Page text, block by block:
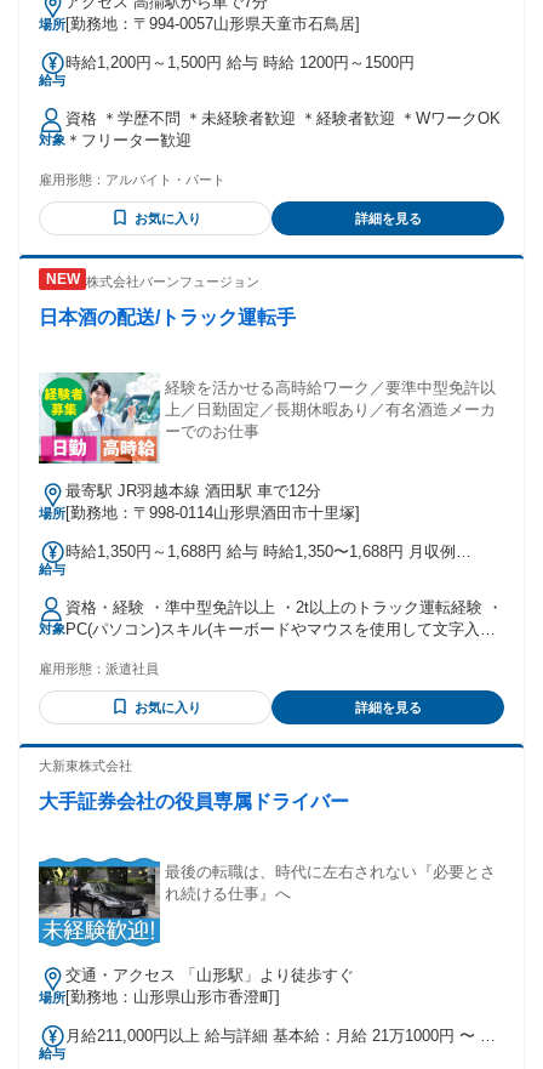
場所[勤務地：〒994-0057山形県天童市石鳥居]
給与
時給1,200円～1,500円 給与 時給 1200円～1500円
対象
資格 ＊学歴不問 ＊未経験者歓迎 ＊経験者歓迎 ＊WワークOK
＊フリーター歓迎
雇用形態： アルバイト・パート
お気に入り 詳細を見る
株式会社バーンフュージョン
日本酒の配送/トラック運転手
経験を活かせる高時給ワーク／要準中型免許以
上／日勤固定／長期休暇あり／有名酒造メーカ
ーでのお仕事
場所
最寄駅 JR羽越本線 酒田駅 車で12分
[勤務地：〒998-0114山形県酒田市十里塚]
給与
時給1,350円～1,688円 給与 時給1,350〜1,688円 月収例
対象
資格・経験 ・準中型免許以上 ・2t以上のトラック運転経験 ・
PC(パソコン)スキル(キーボードやマウスを使用して文字入力
雇用形態： 派遣社員
お気に入り 詳細を見る
大新東株式会社
大手証券会社の役員専属ドライバー
最後の転職は、時代に左右されない『必要とさ
れ続ける仕事』へ
場所
交通・アクセス 「山形駅」より徒歩すぐ
[勤務地：山形県山形市香澄町]
給与
月給211,000円以上 給与詳細 基本給：月給 21万1000円 〜 固